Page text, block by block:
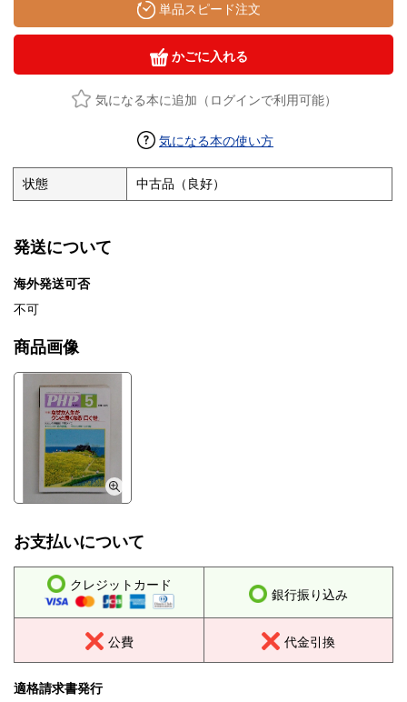
単品スピード注文
かごに入れる
気になる本に追加（ログインで利用可能）
気になる本の使い方
状態 中古品（良好）
発送について
海外発送可否
不可
商品画像
お支払いについて
クレジットカード
銀行振り込み
公費 代金引換
適格請求書発行